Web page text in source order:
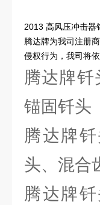
2013 高风压冲击器
腾达牌为我司注册
侵权行为，我司将
腾达牌
锚固钎头
腾达牌
头、混合
腾达牌